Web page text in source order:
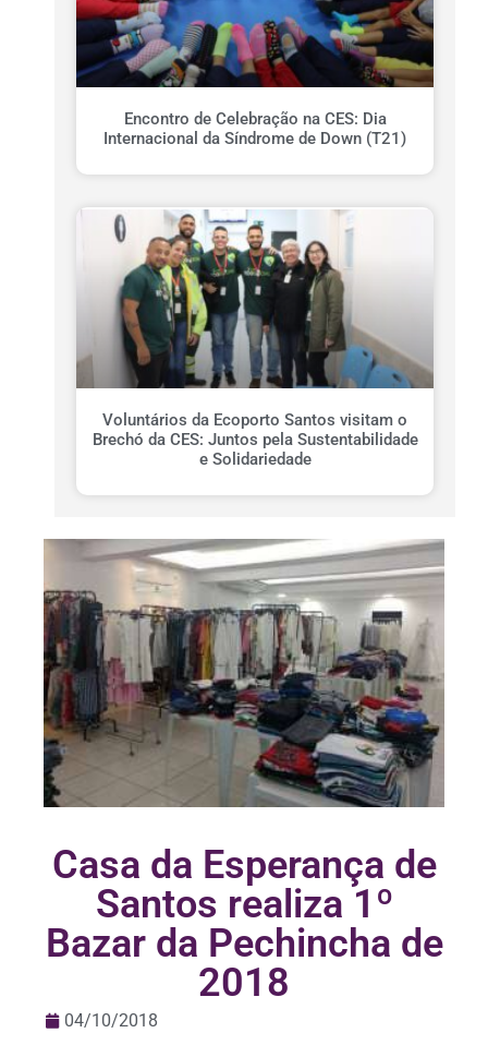
Casa da Esperança de
Santos realiza 1º
Bazar da Pechincha de
2018
04/10/2018
Encontro de Celebração na CES: Dia
Internacional da Síndrome de Down (T21)
Voluntários da Ecoporto Santos visitam o
Brechó da CES: Juntos pela Sustentabilidade
e Solidariedade